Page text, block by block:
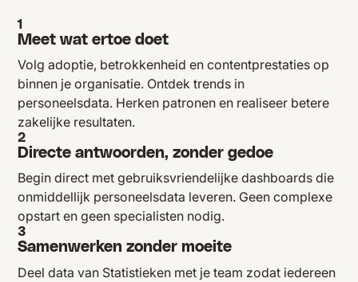
1
Meet wat ertoe doet
Volg adoptie, betrokkenheid en contentprestaties op
binnen je organisatie. Ontdek trends in
personeelsdata. Herken patronen en realiseer betere
zakelijke resultaten.
2
Directe antwoorden, zonder gedoe
Begin direct met gebruiksvriendelijke dashboards die
onmiddellijk personeelsdata leveren. Geen complexe
opstart en geen specialisten nodig.
3
Samenwerken zonder moeite
Deel data van Statistieken met je team zodat iedereen